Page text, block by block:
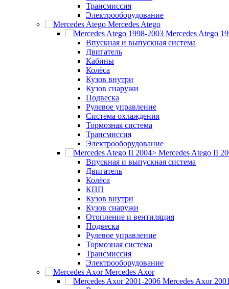
Трансмиссия
Электрооборудование
Mercedes Atego
Mercedes Atego
Впускная и выпускная система
Двигатель
Кабины
Колёса
Кузов внутри
Кузов снаружи
Подвеска
Рулевое управление
Система охлаждения
Тормозная система
Трансмиссия
Электрооборудование
Mercedes Atego II
Впускная и выпускная система
Двигатель
Колёса
КПП
Кузов внутри
Кузов снаружи
Отопление и вентиляция
Подвеска
Рулевое управление
Тормозная система
Трансмиссия
Электрооборудование
Mercedes Axor
Mercedes Axor